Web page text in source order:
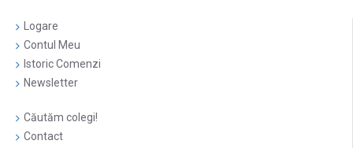
Logare
Contul Meu
Istoric Comenzi
Newsletter
Căutăm colegi!
Contact